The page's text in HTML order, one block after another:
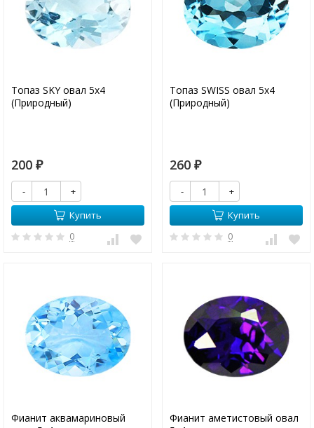
Топаз SKY овал 5х4
(Природный)
200 ₽
-
+
Купить
0
Топаз SWISS овал 5х4
(Природный)
260 ₽
-
+
Купить
0
Фианит аквамариновый
Фианит аметистовый овал